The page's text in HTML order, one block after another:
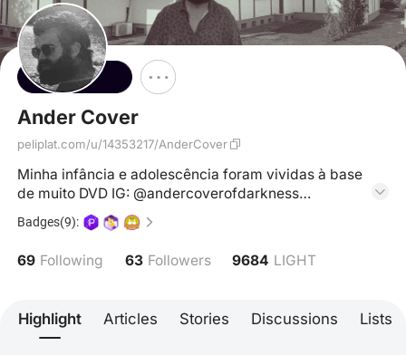
Follow
Ander Cover
peliplat.com/u/14353217/AnderCover
Minha infância e adolescência foram vividas à base
de muito DVD IG: @andercoverofdarkness
Letterboxd: @andercover X: @ander_1251
Badges(9):
69 Following 63 Followers 9684 LIGHT
Highlight Articles Stories Discussions Lists